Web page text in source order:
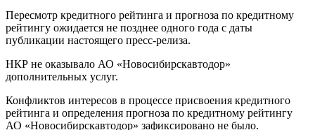
Пересмотр кредитного рейтинга и прогноза по кредитному
рейтингу ожидается не позднее одного года с даты
публикации настоящего пресс-релиза.
НКР не оказывало АО «Новосибирскавтодор»
дополнительных услуг.
Конфликтов интересов в процессе присвоения кредитного
рейтинга и определения прогноза по кредитному рейтингу
АО «Новосибирскавтодор» зафиксировано не было.